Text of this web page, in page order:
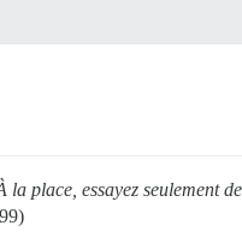
À la place, essayez seulement